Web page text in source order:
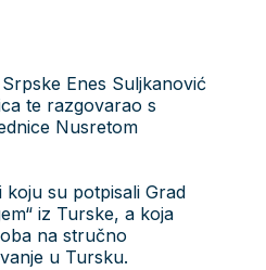
Enes Suljkanović
te razgovarao s
Nusretom
koju su potpisali Grad
iz Turske, a koja
na stručno
u Tursku.